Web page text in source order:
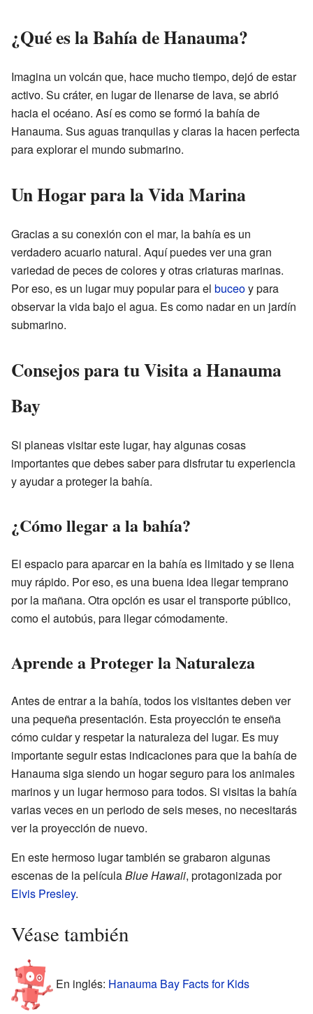
¿Qué es la Bahía de Hanauma?
Imagina un volcán que, hace mucho tiempo, dejó de estar
activo. Su cráter, en lugar de llenarse de lava, se abrió
hacia el océano. Así es como se formó la bahía de
Hanauma. Sus aguas tranquilas y claras la hacen perfecta
para explorar el mundo submarino.
Un Hogar para la Vida Marina
Gracias a su conexión con el mar, la bahía es un
verdadero acuario natural. Aquí puedes ver una gran
variedad de peces de colores y otras criaturas marinas.
Por eso, es un lugar muy popular para el buceoy para
observar la vida bajo el agua. Es como nadar en un jardín
submarino.
Consejos para tu Visita a Hanauma
Bay
Si planeas visitar este lugar, hay algunas cosas
importantes que debes saber para disfrutar tu experiencia
y ayudar a proteger la bahía.
¿Cómo llegar a la bahía?
El espacio para aparcar en la bahía es limitado y se llena
muy rápido. Por eso, es una buena idea llegar temprano
por la mañana. Otra opción es usar el transporte público,
como el autobús, para llegar cómodamente.
Aprende a Proteger la Naturaleza
Antes de entrar a la bahía, todos los visitantes deben ver
una pequeña presentación. Esta proyección te enseña
cómo cuidar y respetar la naturaleza del lugar. Es muy
importante seguir estas indicaciones para que la bahía de
Hanauma siga siendo un hogar seguro para los animales
marinos y un lugar hermoso para todos. Si visitas la bahía
varias veces en un periodo de seis meses, no necesitarás
ver la proyección de nuevo.
En este hermoso lugar también se grabaron algunas
escenas de la películaBlue Hawaii, protagonizada por
Elvis Presley.
Véase también
En inglés: Hanauma Bay Facts for Kids